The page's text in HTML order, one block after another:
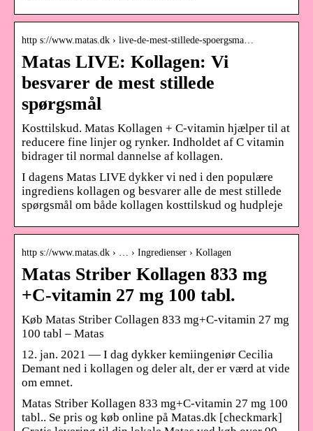
http s://www.matas.dk › live-de-mest-stillede-spoergsma…
Matas LIVE: Kollagen: Vi
besvarer de mest stillede
spørgsmål
Kosttilskud. Matas Kollagen + C-vitamin hjælper til at
reducere fine linjer og rynker. Indholdet af C vitamin
bidrager til normal dannelse af kollagen.
I dagens Matas LIVE dykker vi ned i den populære
ingrediens kollagen og besvarer alle de mest stillede
spørgsmål om både kollagen kosttilskud og hudpleje
http s://www.matas.dk › … › Ingredienser › Kollagen
Matas Striber Kollagen 833 mg
+C-vitamin 27 mg 100 tabl.
Køb Matas Striber Collagen 833 mg+C-vitamin 27 mg
100 tabl – Matas
12. jan. 2021 — I dag dykker kemiingeniør Cecilia
Demant ned i kollagen og deler alt, der er værd at vide
om emnet.
Matas Striber Kollagen 833 mg+C-vitamin 27 mg 100
tabl.. Se pris og køb online på Matas.dk [checkmark]